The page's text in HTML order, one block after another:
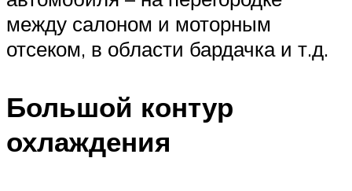
между салоном и моторным
отсеком, в области бардачка и т.д.
Большой контур
охлаждения